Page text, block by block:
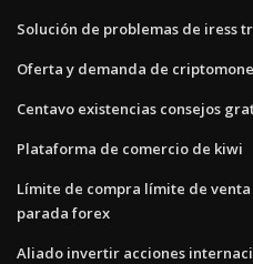
Solución de problemas de iress
Oferta y demanda de
Centavo existencias consejos
Plataforma de comercio de kiwi
Límite de compra límite de
parada forex
Aliado invertir acciones